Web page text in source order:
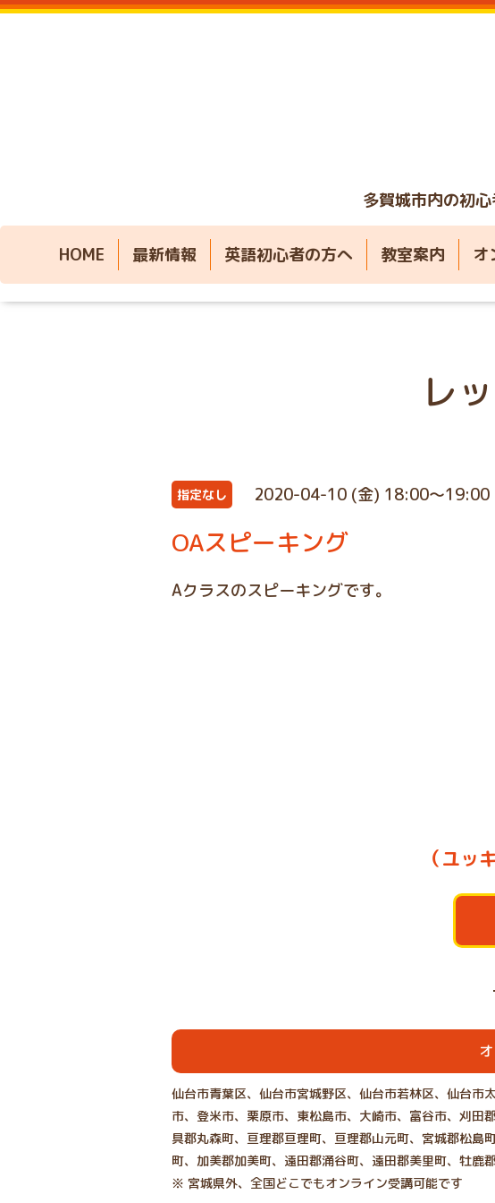
多賀城市内の初
HOME 最新情報 英語初心者の方へ 教室案内 オ
レ
指定なし 2020-04-10 (金) 18:00～19:00
OAスピーキング
Aクラスのスピーキングです。
（ユッ
仙台市青葉区、仙台市宮城野区、仙台市若林区、仙台市
市、登米市、栗原市、東松島市、大崎市、富谷市、刈
具郡丸森町、亘理郡亘理町、亘理郡山元町、宮城郡松島
町、加美郡加美町、遠田郡涌谷町、遠田郡美里町、牡鹿
※ 宮城県外、全国どこでもオンライン受講可能です